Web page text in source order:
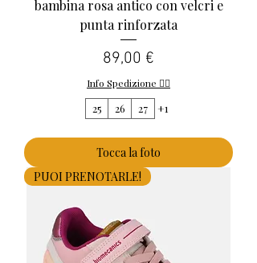
bambina rosa antico con velcri e
punta rinforzata
Prezzo
89,00 €
Info Spedizione 👈🏻
25 26 27 +1
Tocca la foto
PUOI PRENOTARLE!